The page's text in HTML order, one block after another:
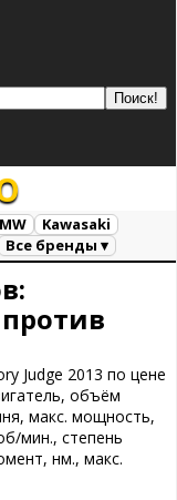
Kawasaki
Все бренды ▾
Judge 2013 по цене
объём
макс. мощность,
мин., степень
нм., макс.